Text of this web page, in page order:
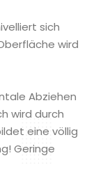
sich
wird
Abziehen
wird durch
eine völlig
Geringe